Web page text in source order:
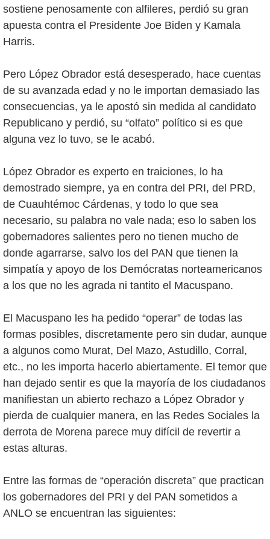
sostiene penosamente con alfileres, perdió su gran
apuesta contra el Presidente Joe Biden y Kamala
Harris.
Pero López Obrador está desesperado, hace cuentas
de su avanzada edad y no le importan demasiado las
consecuencias, ya le apostó sin medida al candidato
Republicano y perdió, su “olfato” político si es que
alguna vez lo tuvo, se le acabó.
López Obrador es experto en traiciones, lo ha
demostrado siempre, ya en contra del PRI, del PRD,
de Cuauhtémoc Cárdenas, y todo lo que sea
necesario, su palabra no vale nada; eso lo saben los
gobernadores salientes pero no tienen mucho de
donde agarrarse, salvo los del PAN que tienen la
simpatía y apoyo de los Demócratas norteamericanos
a los que no les agrada ni tantito el Macuspano.
El Macuspano les ha pedido “operar” de todas las
formas posibles, discretamente pero sin dudar, aunque
a algunos como Murat, Del Mazo, Astudillo, Corral,
etc., no les importa hacerlo abiertamente. El temor que
han dejado sentir es que la mayoría de los ciudadanos
manifiestan un abierto rechazo a López Obrador y
pierda de cualquier manera, en las Redes Sociales la
derrota de Morena parece muy difícil de revertir a
estas alturas.
Entre las formas de “operación discreta” que practican
los gobernadores del PRI y del PAN sometidos a
ANLO se encuentran las siguientes: